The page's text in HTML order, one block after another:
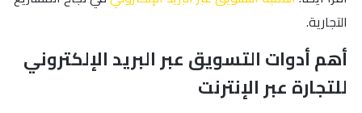
التجارية.
أهم أدوات التسويق عبر البريد الإلكتروني
للتجارة عبر الإنترنت